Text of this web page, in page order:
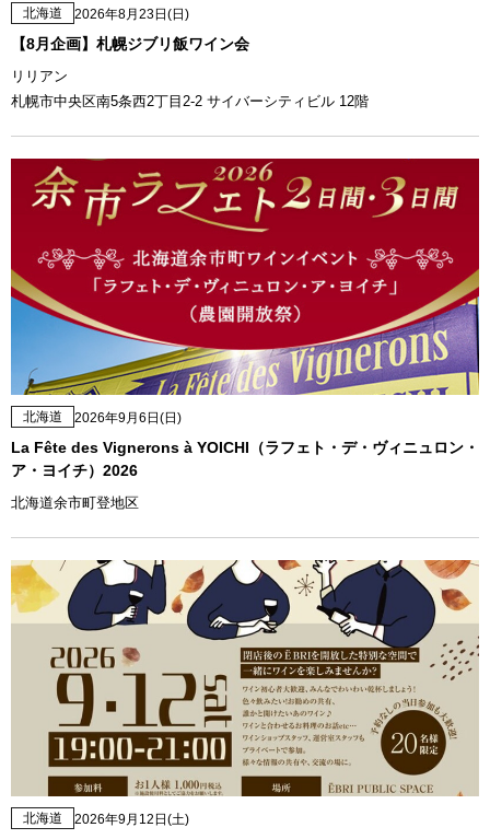
北海道 2026年8月23日(日)
【8月企画】札幌ジブリ飯ワイン会
リリアン
札幌市中央区南5条西2丁目2-2 サイバーシティビル 12階
北海道 2026年9月6日(日)
La Fête des Vignerons à YOICHI（ラフェト・デ・ヴィニュロン・
ア・ヨイチ）2026
北海道余市町登地区
北海道 2026年9月12日(土)